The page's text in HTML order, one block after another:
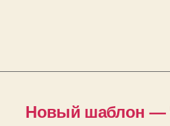
Новый шаблон —